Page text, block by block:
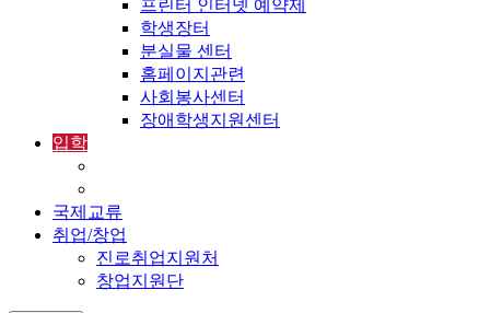
프린터 인터넷 예약제
학생장터
분실물 센터
홈페이지관련
사회봉사센터
장애학생지원센터
입학
국제교류
취업/창업
진로취업지원처
창업지원단